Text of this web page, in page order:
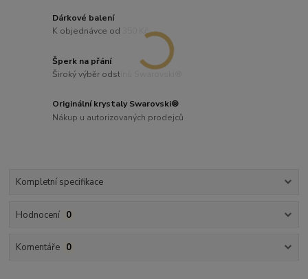
Dárkové balení
K objednávce od 350 Kč
Šperk na přání
Široký výběr odstínů Swarovski®
Originální krystaly Swarovski®
Nákup u autorizovaných prodejců
Kompletní specifikace
Hodnocení 0
Komentáře 0